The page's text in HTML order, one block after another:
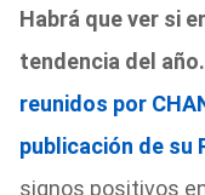
Habrá que ver si
tendencia del año.
reunidos por
publicación de su
signos positivos